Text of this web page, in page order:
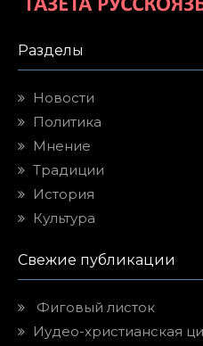
Разделы
Новости
Политика
Мнение
Традиции
История
Культура
Свежие публикации
Фиговый листок
Иудео-христианская